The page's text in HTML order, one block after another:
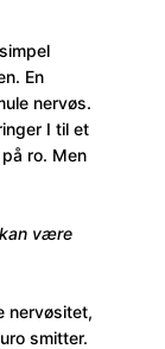
En
nervøs.
I til et
ro. Men
være
nervøsitet,
smitter.